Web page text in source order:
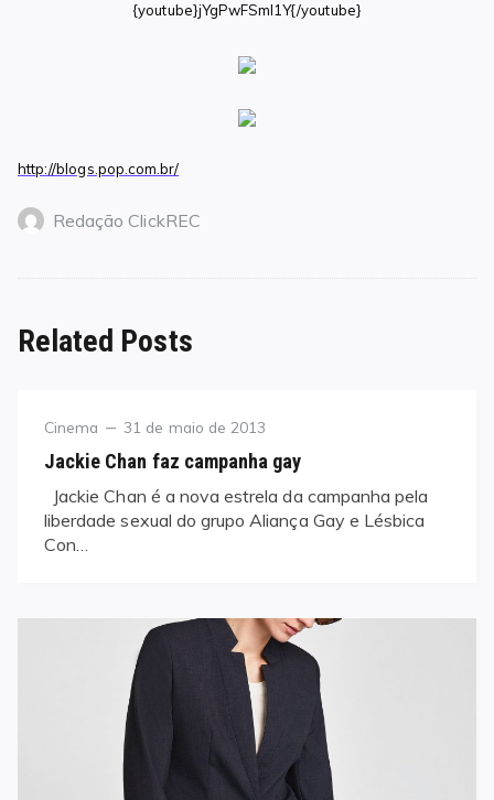
{youtube}jYgPwFSmI1Y{/youtube}
http://blogs.pop.com.br/
Redação ClickREC
Related Posts
Category
Cinema
Posted
31 de maio de 2013
Jackie Chan faz campanha gay
Jackie Chan é a nova estrela da campanha pela
liberdade sexual do grupo Aliança Gay e Lésbica
Con…